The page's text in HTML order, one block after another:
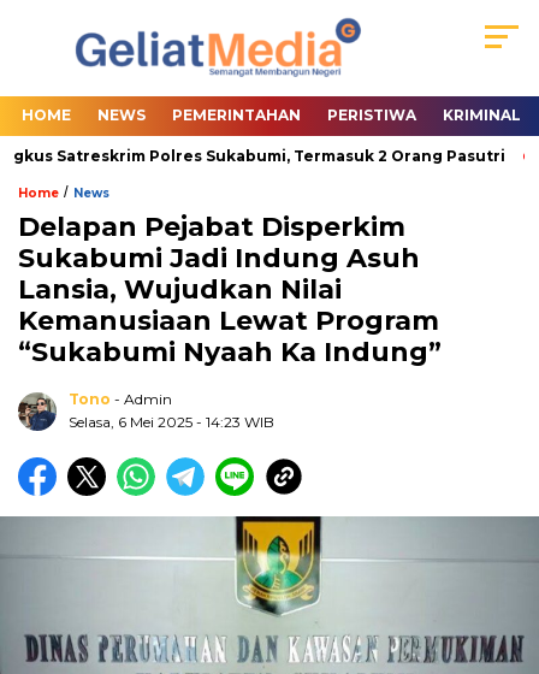
HOME NEWS PEMERINTAHAN PERISTIWA KRIMINAL
Satreskrim Polres Sukabumi, Termasuk 2 Orang Pasutri
Home / News
Delapan Pejabat Disperkim
Sukabumi Jadi Indung Asuh
Lansia, Wujudkan Nilai
Kemanusiaan Lewat Program
“Sukabumi Nyaah Ka Indung”
Tono - Admin
Selasa, 6 Mei 2025 - 14:23 WIB